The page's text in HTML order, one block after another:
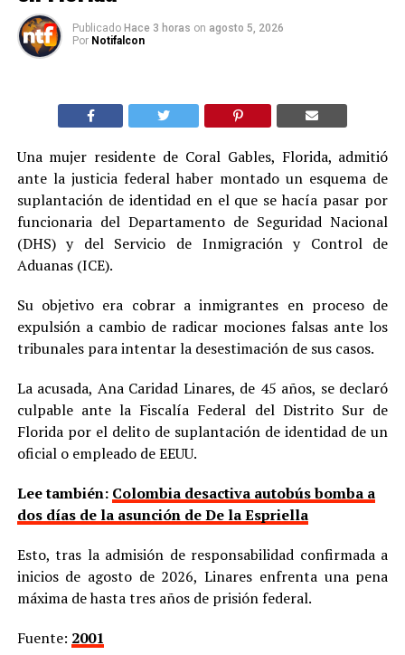
Publicado Hace 3 horas on agosto 5, 2026
Por Notifalcon
Una mujer residente de Coral Gables, Florida, admitió
ante la justicia federal haber montado un esquema de
suplantación de identidad en el que se hacía pasar por
funcionaria del Departamento de Seguridad Nacional
(DHS) y del Servicio de Inmigración y Control de
Aduanas (ICE).
Su objetivo era cobrar a inmigrantes en proceso de
expulsión a cambio de radicar mociones falsas ante los
tribunales para intentar la desestimación de sus casos.
La acusada, Ana Caridad Linares, de 45 años, se declaró
culpable ante la Fiscalía Federal del Distrito Sur de
Florida por el delito de suplantación de identidad de un
oficial o empleado de EEUU.
Lee también: Colombia desactiva autobús bomba a
dos días de la asunción de De la Espriella
Esto, tras la admisión de responsabilidad confirmada a
inicios de agosto de 2026, Linares enfrenta una pena
máxima de hasta tres años de prisión federal.
Fuente: 2001